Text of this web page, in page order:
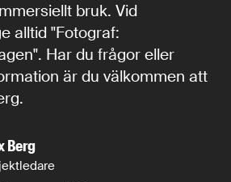
bruk. Vid
alltid "Fotograf:
Har du frågor eller
är du välkommen att
Berg